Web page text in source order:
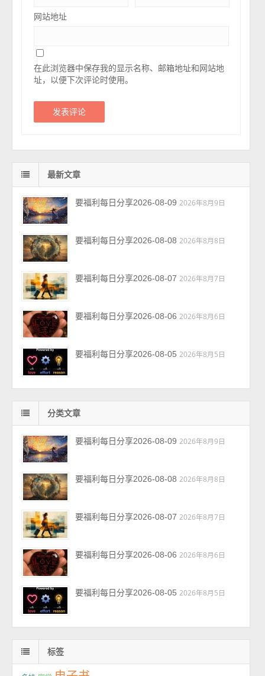
网站地址
在此浏览器中保存我的显示名称、邮箱地址和网站地
址，以便下次评论时使用。
最新文章
要福利每日分享2026-08-09 2026年8月9日
要福利每日分享2026-08-08 2026年8月8日
要福利每日分享2026-08-07 2026年8月7日
要福利每日分享2026-08-06 2026年8月6日
要福利每日分享2026-08-05 2026年8月5日
分类文章
要福利每日分享2026-08-09 2026年8月9日
要福利每日分享2026-08-08 2026年8月8日
要福利每日分享2026-08-07 2026年8月7日
要福利每日分享2026-08-06 2026年8月6日
要福利每日分享2026-08-05 2026年8月5日
标签